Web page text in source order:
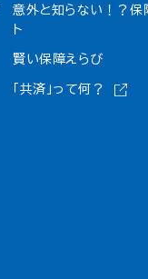
意外と知らない！？保
ト
賢い保障えらび
「共済」って何？